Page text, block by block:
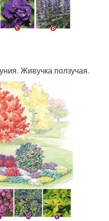
Живучка ползучая.